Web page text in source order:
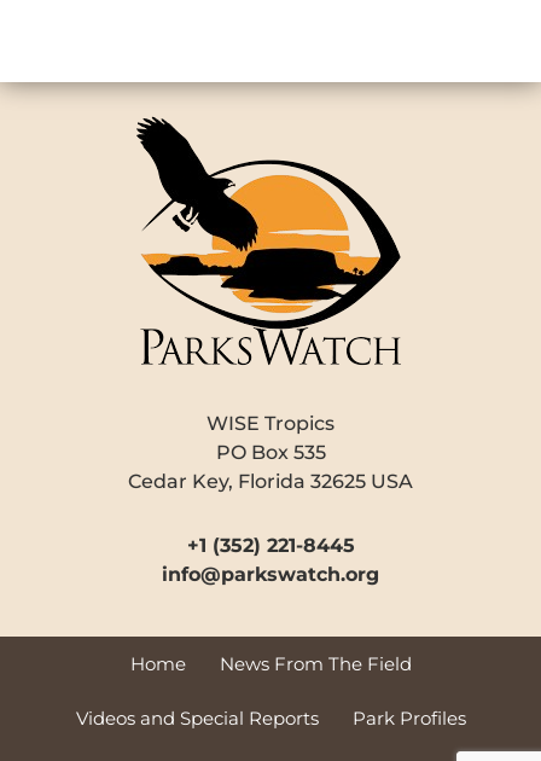
WISE Tropics
PO Box 535
Cedar Key, Florida 32625 USA
+1 (352) 221-8445
info@parkswatch.org
Home News From The Field
Videos and Special Reports Park Profiles